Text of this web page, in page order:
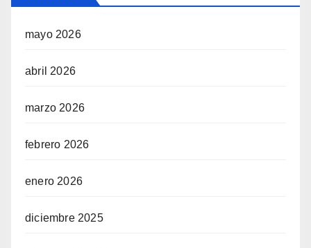
mayo 2026
abril 2026
marzo 2026
febrero 2026
enero 2026
diciembre 2025